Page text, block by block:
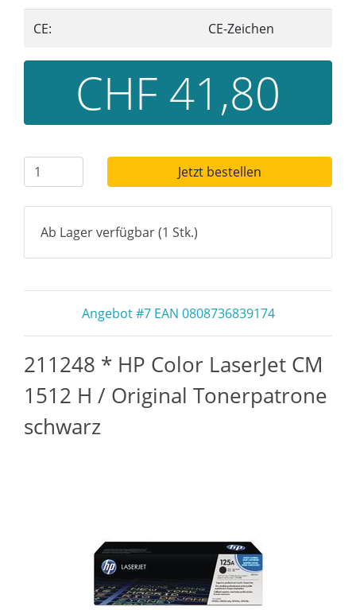
CE: CE-Zeichen
CHF 41,80
Jetzt bestellen
Ab Lager verfügbar (1 Stk.)
Angebot #7 EAN 0808736839174
211248 * HP Color LaserJet CM
1512 H / Original Tonerpatrone
schwarz